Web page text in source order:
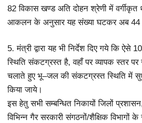
82 विकास खण्ड अति दोहन श्रेणी में वर्गीकृत
आकलन के अनुसार यह संख्या घटकर अब 44
5. मंत्री द्वारा यह भी निर्देश दिए गये कि
स्थिति संकटग्रस्त है, वहाँ पर व्यापक स्तर
चलाते हुए भू–जल की संकटग्रस्त स्थिति में
किया जाये।
इस हेतु सभी सम्बन्धित निकायों जिलों
विभिन्न गैर सरकारी संगठनों/शैक्षिक